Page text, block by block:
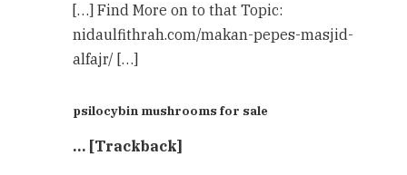
[…] Find More on to that Topic:
nidaulfithrah.com/makan-pepes-masjid-
alfajr/ […]
psilocybin mushrooms for sale
… [Trackback]